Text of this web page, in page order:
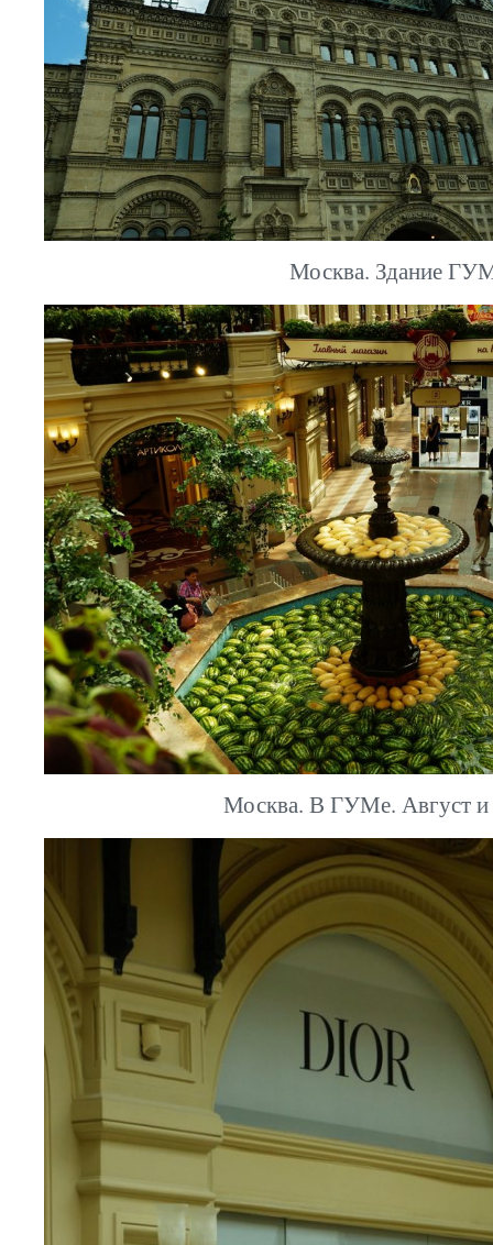
Москва. Здание
Москва. В ГУМе. Август и